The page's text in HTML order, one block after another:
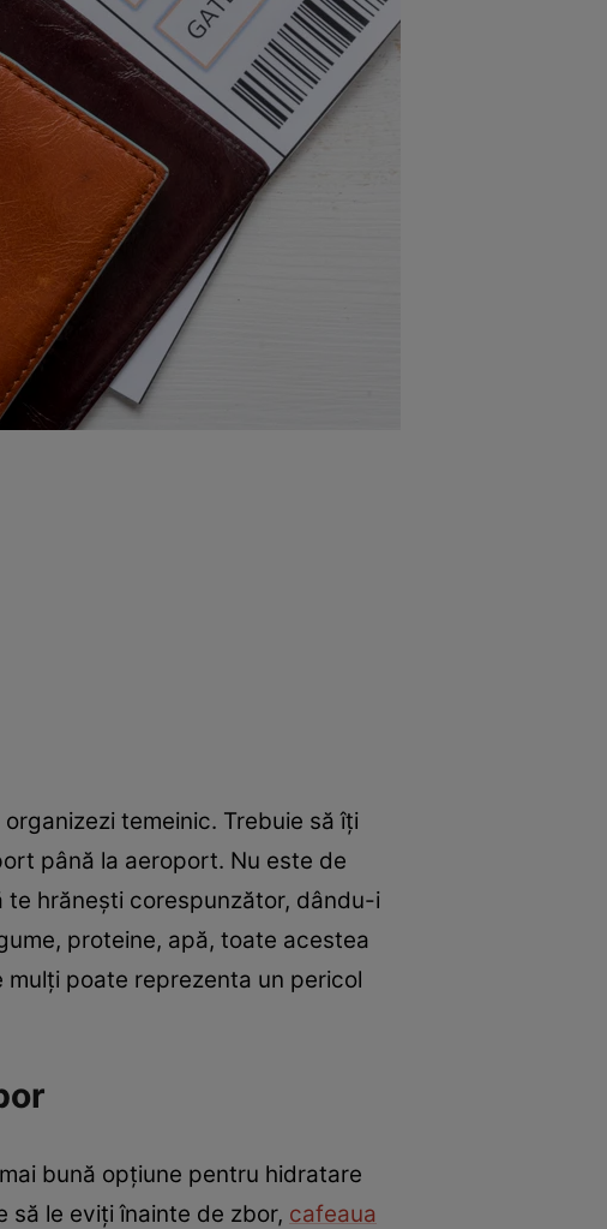
temeinic. Trebuie să îți
până la aeroport. Nu este de
te hrănești corespunzător, dându-i
proteine, apă, toate acestea
poate reprezenta un pericol
bună opțiune pentru hidratare
să le eviți înainte de zbor, cafeaua